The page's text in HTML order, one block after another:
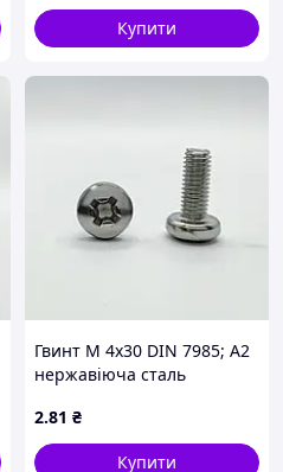
Купити
Гвинт М 4х30 DIN 7985; А2
нержавіюча сталь
2.81 ₴
Купити